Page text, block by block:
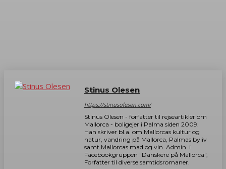
Stinus Olesen
https://stinusolesen.com/
Stinus Olesen - forfatter til rejseartikler om
Mallorca - boligejer i Palma siden 2009.
Han skriver bl.a. om Mallorcas kultur og
natur, vandring på Mallorca, Palmas byliv
samt Mallorcas mad og vin. Admin. i
Facebookgruppen "Danskere på Mallorca",
Forfatter til diverse samtidsromaner.